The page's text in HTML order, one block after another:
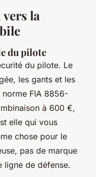
la
du pilote
du pilote. Le
les gants et les
FIA 8856-
à 600 €,
elle qui vous
chose pour le
pas de marque
ligne de défense.